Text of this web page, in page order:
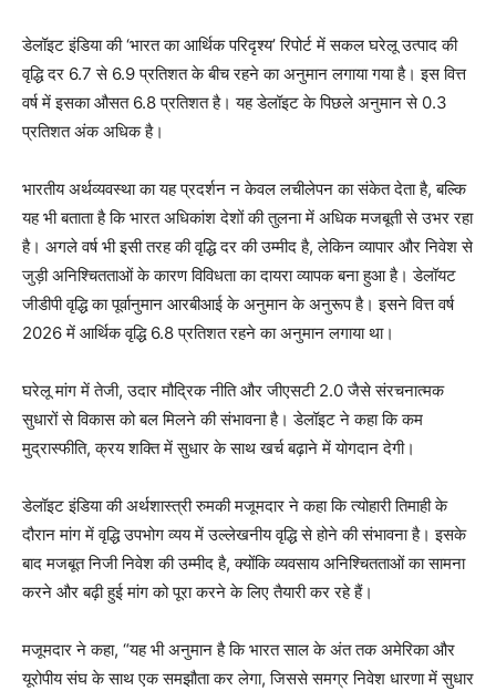
डेलॉइट इंडिया की ‘भारत का आर्थिक परिदृश्य’ रिपोर्ट में सकल घरेलू उत्पाद की
वृद्धि दर 6.7 से 6.9 प्रतिशत के बीच रहने का अनुमान लगाया गया है। इस वित्त
वर्ष में इसका औसत 6.8 प्रतिशत है। यह डेलॉइट के पिछले अनुमान से 0.3
प्रतिशत अंक अधिक है।
भारतीय अर्थव्यवस्था का यह प्रदर्शन न केवल लचीलेपन का संकेत देता है, बल्कि
यह भी बताता है कि भारत अधिकांश देशों की तुलना में अधिक मजबूती से उभर रहा
है। अगले वर्ष भी इसी तरह की वृद्धि दर की उम्मीद है, लेकिन व्यापार और निवेश से
जुड़ी अनिश्चितताओं के कारण विविधता का दायरा व्यापक बना हुआ है। डेलॉयट
जीडीपी वृद्धि का पूर्वानुमान आरबीआई के अनुमान के अनुरूप है। इसने वित्त वर्ष
2026 में आर्थिक वृद्धि 6.8 प्रतिशत रहने का अनुमान लगाया था।
घरेलू मांग में तेजी, उदार मौद्रिक नीति और जीएसटी 2.0 जैसे संरचनात्मक
सुधारों से विकास को बल मिलने की संभावना है। डेलॉइट ने कहा कि कम
मुद्रास्फीति, क्रय शक्ति में सुधार के साथ खर्च बढ़ाने में योगदान देगी।
डेलॉइट इंडिया की अर्थशास्त्री रुमकी मजूमदार ने कहा कि त्योहारी तिमाही के
दौरान मांग में वृद्धि उपभोग व्यय में उल्लेखनीय वृद्धि से होने की संभावना है। इसके
बाद मजबूत निजी निवेश की उम्मीद है, क्योंकि व्यवसाय अनिश्चितताओं का सामना
करने और बढ़ी हुई मांग को पूरा करने के लिए तैयारी कर रहे हैं।
मजूमदार ने कहा, “यह भी अनुमान है कि भारत साल के अंत तक अमेरिका और
यूरोपीय संघ के साथ एक समझौता कर लेगा, जिससे समग्र निवेश धारणा में सुधार